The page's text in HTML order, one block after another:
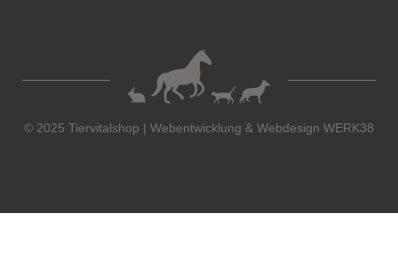
© 2025 Tiervitalshop | Webentwicklung & Webdesign WERK38